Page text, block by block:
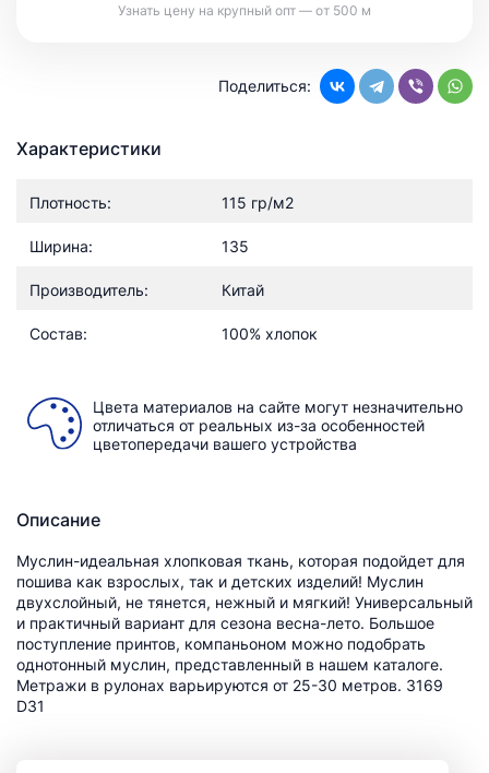
Узнать цену на крупный опт — от 500 м
Поделиться:
Характеристики
Плотность: 115 гр/м2
Ширина: 135
Производитель: Китай
Состав: 100% хлопок
Цвета материалов на сайте могут незначительно
отличаться от реальных из-за особенностей
цветопередачи вашего устройства
Описание
Муслин-идеальная хлопковая ткань, которая подойдет для
пошива как взрослых, так и детских изделий! Муслин
двухслойный, не тянется, нежный и мягкий! Универсальный
и практичный вариант для сезона весна-лето. Большое
поступление принтов, компаньоном можно подобрать
однотонный муслин, представленный в нашем каталоге.
Метражи в рулонах варьируются от 25-30 метров. 3169
D31